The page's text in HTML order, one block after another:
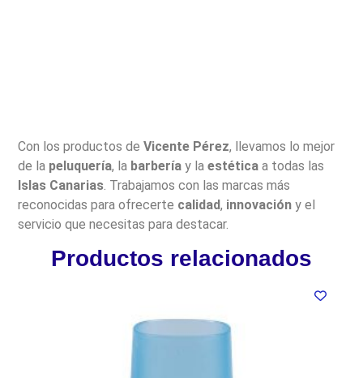
Con los productos deVicente Pérez, llevamos lo mejor
de la peluquería, la barbería y laestética a todas las
Islas Canarias. Trabajamos con las marcas más
reconocidas para ofrecerte calidad, innovación y el
servicio que necesitas para destacar.
Productos relacionados